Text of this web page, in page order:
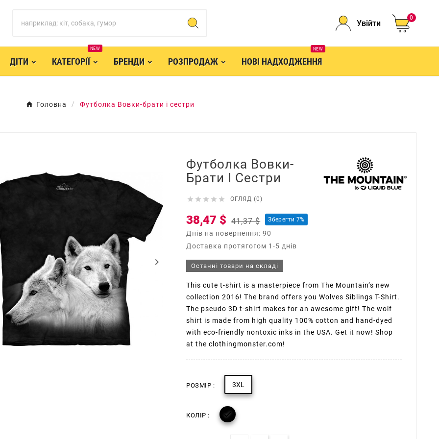
Увійти
0
ДІТИ КАТЕГОРІЇ
NEW
БРЕНДИ РОЗПРОДАЖ НОВІ НАДХОДЖЕННЯ
NEW
Головна Футболка Вовки-брати і сестри
keyboard_arrow_right
Футболка Вовки-
Брати І Сестри
     ОГЛЯД (0)
38,47 $ 41,37 $ Зберегти 7%
Днів на повернення: 90
Доставка протягогом 1-5 днів
Останні товари на складі
This cute t-shirt is a masterpiece from The Mountain’s new
collection 2016! The brand offers you Wolves Siblings T-Shirt.
The pseudo 3D t-shirt makes for an awesome gift! The wolf
shirt is made from high quality 100% cotton and hand-dyed
with eco-friendly nontoxic inks in the USA. Get it now! Shop
at the clothingmonster.com!
РОЗМІР : 3XL
КОЛІР : 